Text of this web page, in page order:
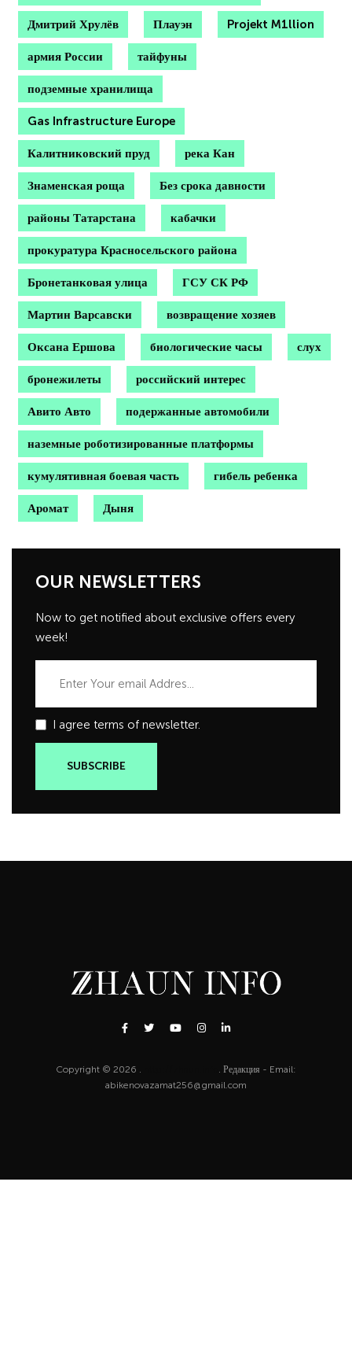
Дмитрий Хрулёв Плауэн Projekt M1llion
армия России тайфуны
подземные хранилища
Gas Infrastructure Europe
Калитниковский пруд река Кан
Знаменская роща Без срока давности
районы Татарстана кабачки
прокуратура Красносельского района
Бронетанковая улица ГСУ СК РФ
Мартин Варсавски возвращение хозяев
Оксана Ершова биологические часы слух
бронежилеты российский интерес
Авито Авто подержанные автомобили
наземные роботизированные платформы
кумулятивная боевая часть гибель ребенка
Аромат Дыня
OUR NEWSLETTERS
Now to get notified about exclusive offers every
week!
I agree terms of newsletter.
Copyright © 2026 .
. Редакция - Email:
abikenovazamat256@gmail.com